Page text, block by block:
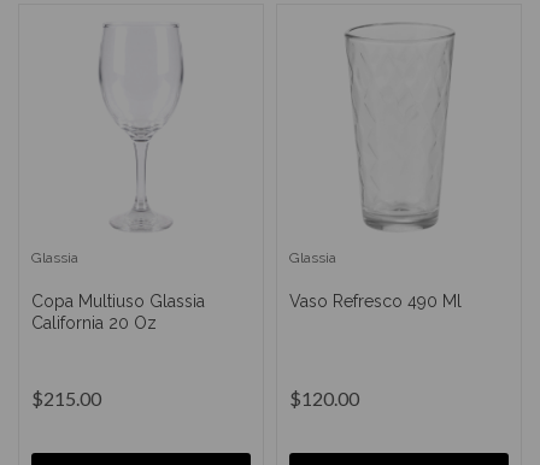
Glassia
Copa Multiuso Glassia
California 20 Oz
$215.00
Glassia
Vaso Refresco 490 Ml
$120.00